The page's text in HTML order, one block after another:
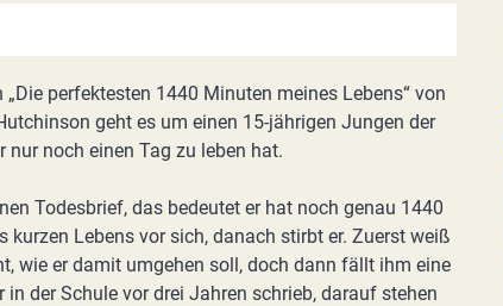
„Die perfektesten 1440 Minuten meines Lebens“ von
geht es um einen 15-jährigen Jungen der
nur noch einen Tag zu leben hat.
Todesbrief, das bedeutet er hat noch genau 1440
kurzen Lebens vor sich, danach stirbt er. Zuerst weiß
wie er damit umgehen soll, doch dann fällt ihm eine
in der Schule vor drei Jahren schrieb, darauf stehen